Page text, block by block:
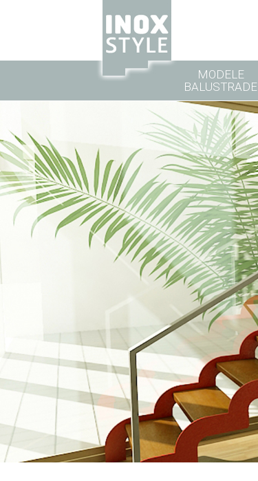
MODELE
BALUSTRADE